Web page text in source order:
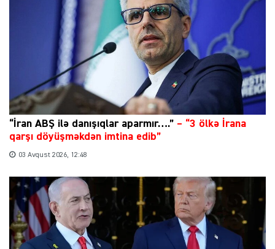
“İran ABŞ ilə danışıqlar aparmır….” – “3 ölkə İrana
qarşı döyüşməkdən imtina edib”
03 Avqust 2026, 12:48